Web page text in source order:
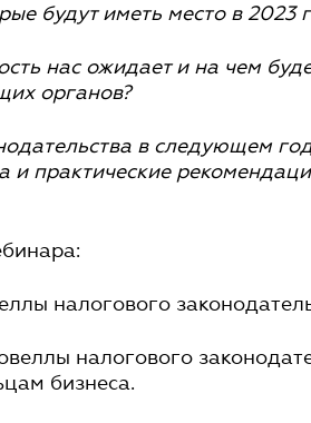
будут иметь место в 2023
нас ожидает и на чем
органов?
в следующем
и практические
налогового
налогового
бизнеса.